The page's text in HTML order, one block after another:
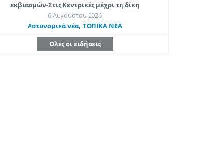
εκβιασμών-Στις Κεντρικές μέχρι τη δίκη
6 Αυγούστου 2026
Aστυνομικά νέα,ΤΟΠΙΚΑ ΝΕΑ
Ολες οι ειδήσεις